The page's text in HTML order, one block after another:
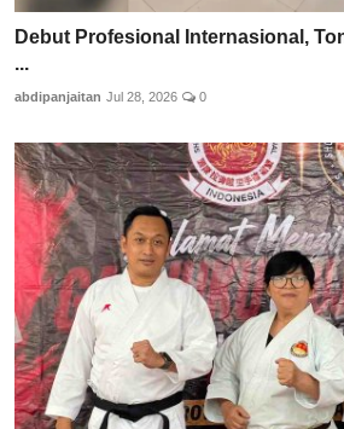
Debut Profesional Internasional,
...
abdipanjaitan Jul 28, 2026 0